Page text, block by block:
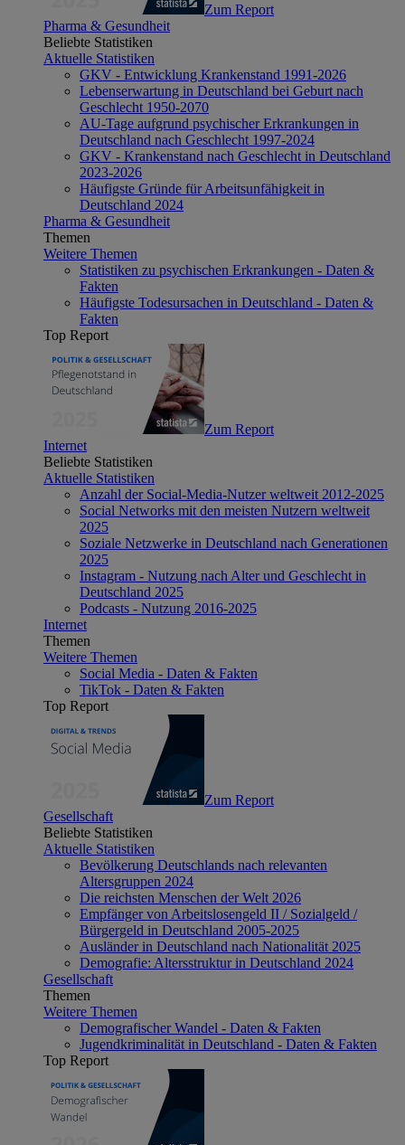
Zum Report
Pharma & Gesundheit
Beliebte Statistiken
Aktuelle Statistiken
GKV - Entwicklung Krankenstand 1991-2026
Lebenserwartung in Deutschland bei Geburt nach
Geschlecht 1950-2070
AU-Tage aufgrund psychischer Erkrankungen in
Deutschland nach Geschlecht 1997-2024
GKV - Krankenstand nach Geschlecht in Deutschland
2023-2026
Häufigste Gründe für Arbeitsunfähigkeit in
Deutschland 2024
Pharma & Gesundheit
Themen
Weitere Themen
Statistiken zu psychischen Erkrankungen - Daten &
Fakten
Häufigste Todesursachen in Deutschland - Daten &
Fakten
Top Report
Zum Report
Internet
Beliebte Statistiken
Aktuelle Statistiken
Anzahl der Social-Media-Nutzer weltweit 2012-2025
Social Networks mit den meisten Nutzern weltweit
2025
Soziale Netzwerke in Deutschland nach Generationen
2025
Instagram - Nutzung nach Alter und Geschlecht in
Deutschland 2025
Podcasts - Nutzung 2016-2025
Internet
Themen
Weitere Themen
Social Media - Daten & Fakten
TikTok - Daten & Fakten
Top Report
Zum Report
Gesellschaft
Beliebte Statistiken
Aktuelle Statistiken
Bevölkerung Deutschlands nach relevanten
Altersgruppen 2024
Die reichsten Menschen der Welt 2026
Empfänger von Arbeitslosengeld II / Sozialgeld /
Bürgergeld in Deutschland 2005-2025
Ausländer in Deutschland nach Nationalität 2025
Demografie: Altersstruktur in Deutschland 2024
Gesellschaft
Themen
Weitere Themen
Demografischer Wandel - Daten & Fakten
Jugendkriminalität in Deutschland - Daten & Fakten
Top Report